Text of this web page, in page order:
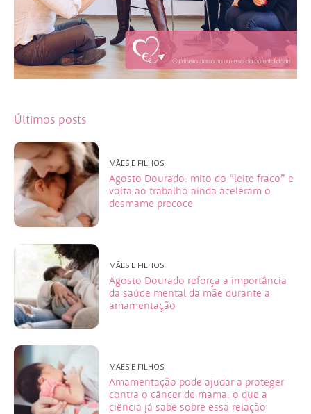
Últimos posts
MÃES E FILHOS
Agosto Dourado: mito do “leite fraco” e
volta ao trabalho ainda aceleram o
desmame precoce
MÃES E FILHOS
Agosto Dourado reforça a importância
da saúde mental da mãe durante a
amamentação
MÃES E FILHOS
Amamentação pode ajudar a proteger
contra o câncer de mama: o que a
ciência já sabe sobre essa relação